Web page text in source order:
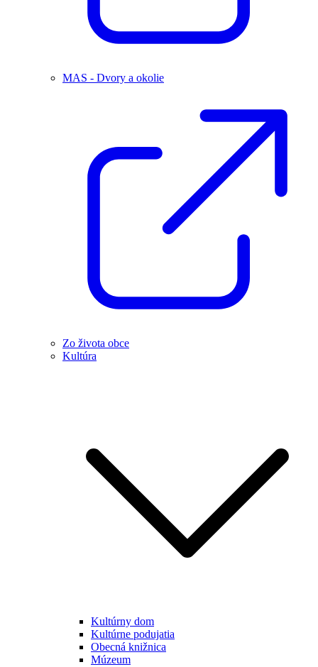
MAS - Dvory a okolie
Zo života obce
Kultúra
Kultúrny dom
Kultúrne podujatia
Obecná knižnica
Múzeum